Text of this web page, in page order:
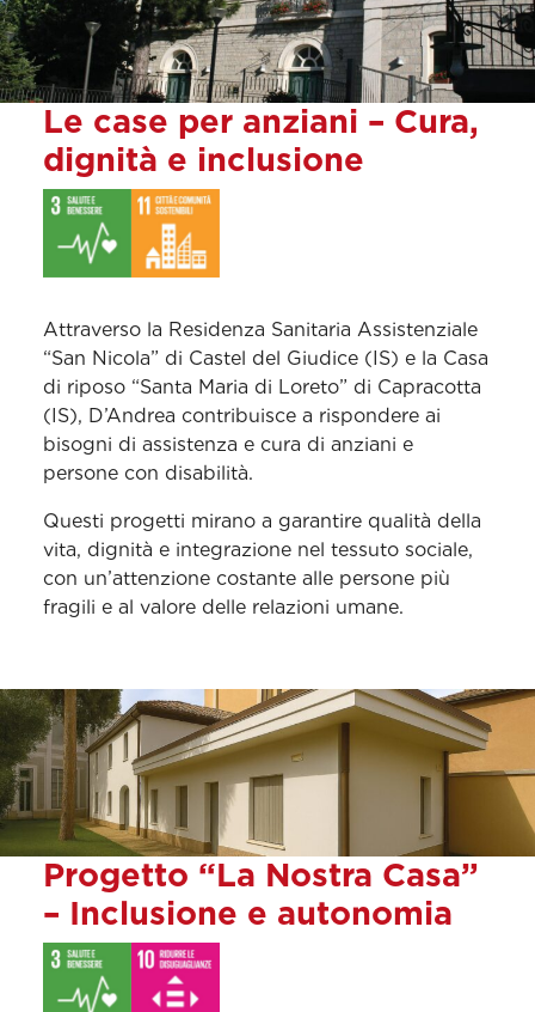
Le case per anziani – Cura,
dignità e inclusione
Attraverso la Residenza Sanitaria Assistenziale
“San Nicola” di Castel del Giudice (IS) e la Casa
di riposo “Santa Maria di Loreto” di Capracotta
(IS), D’Andrea contribuisce a rispondere ai
bisogni di assistenza e cura di anziani e
persone con disabilità.
Questi progetti mirano a garantire qualità della
vita, dignità e integrazione nel tessuto sociale,
con un’attenzione costante alle persone più
fragili e al valore delle relazioni umane.
Progetto “La Nostra Casa”
– Inclusione e autonomia